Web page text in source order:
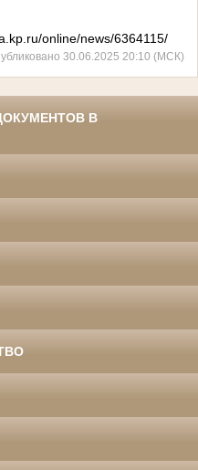
online/news/6364115/
30.06.2025 20:10 (МСК)
В